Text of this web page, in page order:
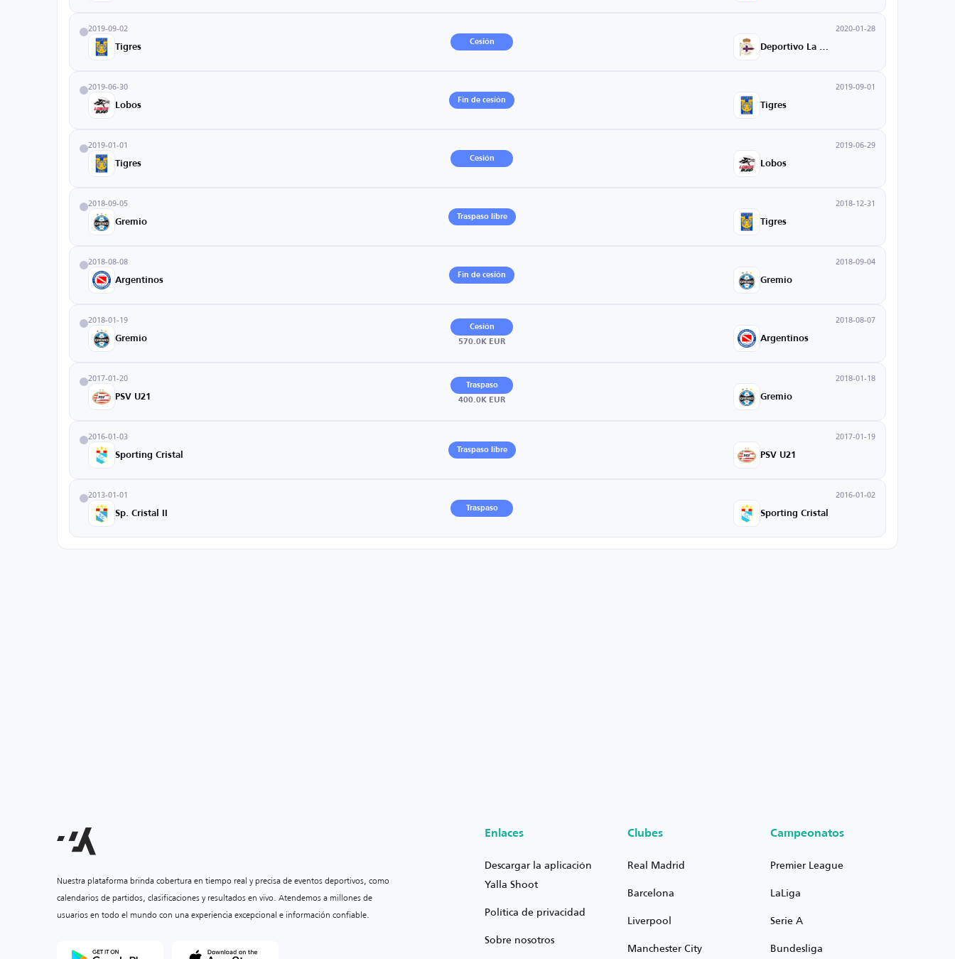
2019-09-02
Tigres
Cesión
2020-01-28
2019-06-30
Lobos
Fin de cesión
2019-09-01
Tigres
2019-01-01
Tigres
Cesión
2019-06-29
Lobos
2018-09-05
Gremio
Traspaso libre
2018-12-31
Tigres
2018-08-08
Argentinos
Fin de cesión
2018-09-04
Gremio
2018-01-19
Gremio
Cesión
570.0K EUR
2018-08-07
Argentinos
2017-01-20
PSV U21
Traspaso
400.0K EUR
2018-01-18
Gremio
2016-01-03
Sporting Cristal
Traspaso libre
2017-01-19
PSV U21
2013-01-01
Sp. Cristal II
Traspaso
2016-01-02
Sporting Cristal
Nuestra plataforma brinda cobertura en tiempo real y precisa de eventos deportivos, como
calendarios de partidos, clasificaciones y resultados en vivo. Atendemos a millones de
usuarios en todo el mundo con una experiencia excepcional e información confiable.
Enlaces
Descargar la aplicación
Yalla Shoot
Política de privacidad
Sobre nosotros
Clubes
Real Madrid
Barcelona
Liverpool
Manchester City
Campeonatos
Premier League
LaLiga
Serie A
Bundesliga